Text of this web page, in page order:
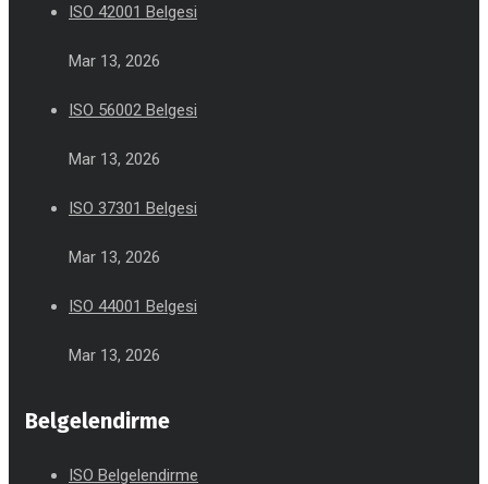
ISO 42001 Belgesi
Mar 13, 2026
ISO 56002 Belgesi
Mar 13, 2026
ISO 37301 Belgesi
Mar 13, 2026
ISO 44001 Belgesi
Mar 13, 2026
Belgelendirme
ISO Belgelendirme